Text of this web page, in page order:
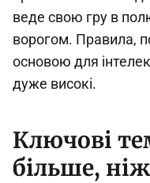
веде свою гру в
ворогом. Правила,
основою для
дуже високі.
Ключові
більше,